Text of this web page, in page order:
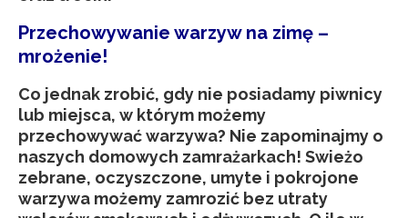
Przechowywanie warzyw na zimę –
mrożenie!
Co jednak zrobić, gdy nie posiadamy piwnicy
lub miejsca, w którym możemy
przechowywać warzywa? Nie zapominajmy o
naszych domowych zamrażarkach! Swieżo
zebrane, oczyszczone, umyte i pokrojone
warzywa możemy zamrozić bez utraty